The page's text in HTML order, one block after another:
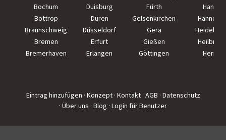
Bochum
Duisburg Fürth
Hanau
Bottrop
Düren Gelsenkirchen
Hannover
Braunschweig
Düsseldorf Gera
Bremen
Erfurt Gießen
Heilbronn
Bremerhaven
Erlangen Göttingen Herne
Eintrag hinzufügen · Konzept · Kontakt · AGB · Datenschutz
· Über uns · Blog · Login für Benutzer